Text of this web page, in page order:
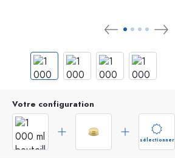
Votre configuration
sélectionner